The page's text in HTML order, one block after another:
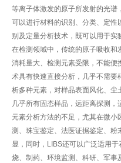
等离子体激发的原子所发射的光
可以进行材料的识别、分类、定性
别及定量分析技术，既可以用于实
在检测领域中，传统的原子吸收和
消耗量大、检测元素受限，不能
术具有快速直接分析，几乎不需
析多种元素，对样品表面风化、尘
几乎所有固态样品，远距离探测
元素分析方法的不足，尤其在微
测、珠宝鉴定、法医证据鉴定、粉
显，同时，LIBS还可以广泛适用
烧、制药、环境监测、科研、军事